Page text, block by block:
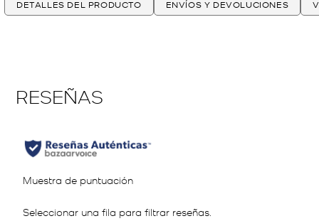
DETALLES DEL PRODUCTO ENVÍOS Y DEVOLUCIONES